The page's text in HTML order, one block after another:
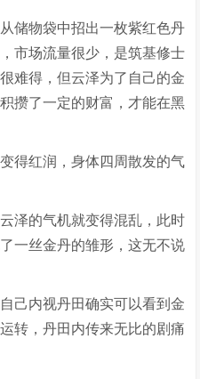
储物袋中招出一枚紫红色丹
市场流量很少，是筑基修士
难得，但云泽为了自己的金
攒了一定的财富，才能在黑
得红润，身体四周散发的气
泽的气机就变得混乱，此时
一丝金丹的雏形，这无不说
己内视丹田确实可以看到金
转，丹田内传来无比的剧痛